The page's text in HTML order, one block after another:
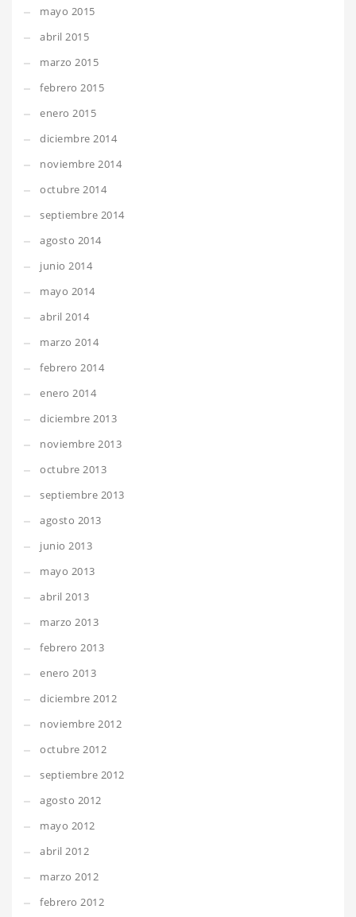
mayo 2015
abril 2015
marzo 2015
febrero 2015
enero 2015
diciembre 2014
noviembre 2014
octubre 2014
septiembre 2014
agosto 2014
junio 2014
mayo 2014
abril 2014
marzo 2014
febrero 2014
enero 2014
diciembre 2013
noviembre 2013
octubre 2013
septiembre 2013
agosto 2013
junio 2013
mayo 2013
abril 2013
marzo 2013
febrero 2013
enero 2013
diciembre 2012
noviembre 2012
octubre 2012
septiembre 2012
agosto 2012
mayo 2012
abril 2012
marzo 2012
febrero 2012